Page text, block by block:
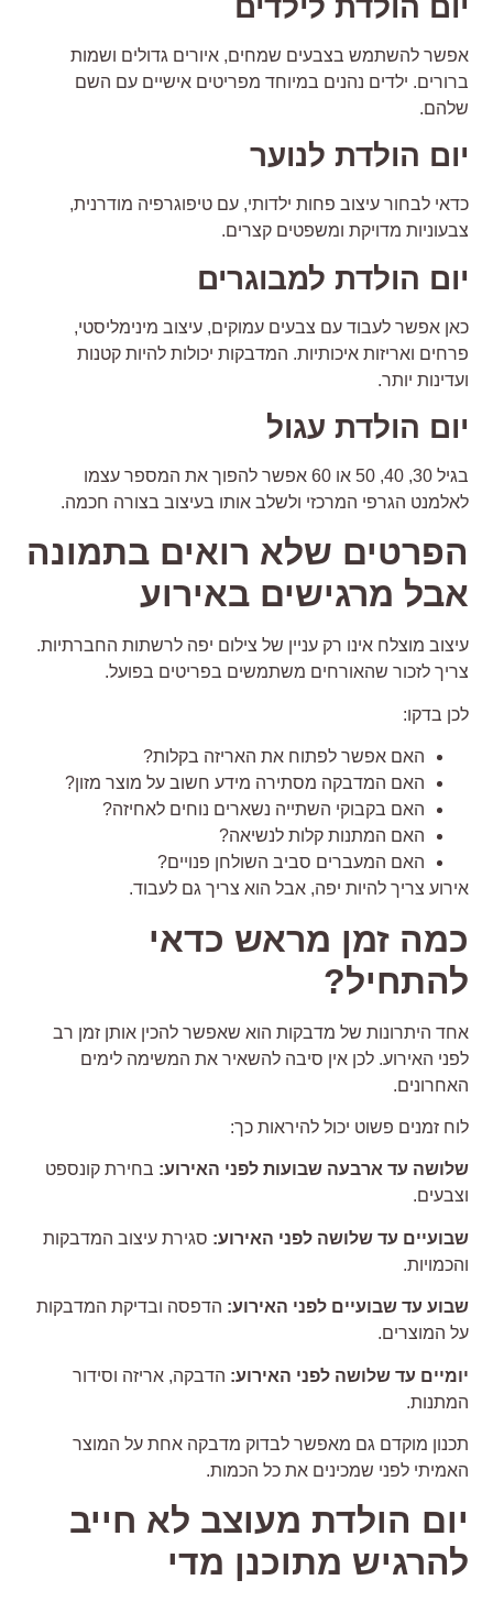
יום הולדת לילדים
אפשר להשתמש בצבעים שמחים, איורים גדולים ושמות
ברורים. ילדים נהנים במיוחד מפריטים אישיים עם השם
שלהם.
יום הולדת לנוער
כדאי לבחור עיצוב פחות ילדותי, עם טיפוגרפיה מודרנית,
צבעוניות מדויקת ומשפטים קצרים.
יום הולדת למבוגרים
כאן אפשר לעבוד עם צבעים עמוקים, עיצוב מינימליסטי,
פרחים ואריזות איכותיות. המדבקות יכולות להיות קטנות
ועדינות יותר.
יום הולדת עגול
בגיל 30, 40, 50 או 60 אפשר להפוך את המספר עצמו
לאלמנט הגרפי המרכזי ולשלב אותו בעיצוב בצורה חכמה.
הפרטים שלא רואים בתמונה
אבל מרגישים באירוע
עיצוב מוצלח אינו רק עניין של צילום יפה לרשתות החברתיות.
צריך לזכור שהאורחים משתמשים בפריטים בפועל.
לכן בדקו:
האם אפשר לפתוח את האריזה בקלות?
האם המדבקה מסתירה מידע חשוב על מוצר מזון?
האם בקבוקי השתייה נשארים נוחים לאחיזה?
האם המתנות קלות לנשיאה?
האם המעברים סביב השולחן פנויים?
אירוע צריך להיות יפה, אבל הוא צריך גם לעבוד.
כמה זמן מראש כדאי
להתחיל?
אחד היתרונות של מדבקות הוא שאפשר להכין אותן זמן רב
לפני האירוע. לכן אין סיבה להשאיר את המשימה לימים
האחרונים.
לוח זמנים פשוט יכול להיראות כך:
שלושה עד ארבעה שבועות לפני האירוע:בחירת קונספט
וצבעים.
שבועיים עד שלושה לפני האירוע:סגירת עיצוב המדבקות
והכמויות.
שבוע עד שבועיים לפני האירוע:הדפסה ובדיקת המדבקות
על המוצרים.
יומיים עד שלושה לפני האירוע:הדבקה, אריזה וסידור
המתנות.
תכנון מוקדם גם מאפשר לבדוק מדבקה אחת על המוצר
האמיתי לפני שמכינים את כל הכמות.
יום הולדת מעוצב לא חייב
להרגיש מתוכנן מדי